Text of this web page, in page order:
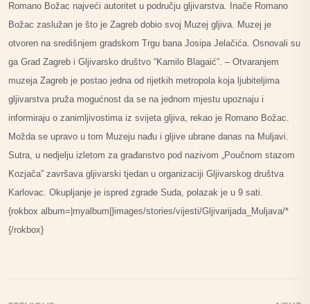
Romano Božac najveći autoritet u području gljivarstva. Inače Romano
Božac zaslužan je što je Zagreb dobio svoj Muzej gljiva. Muzej je
otvoren na središnjem gradskom Trgu bana Josipa Jelačića. Osnovali su
ga Grad Zagreb i Gljivarsko društvo “Kamilo Blagaić”. – Otvaranjem
muzeja Zagreb je postao jedna od rijetkih metropola koja ljubiteljima
gljivarstva pruža mogućnost da se na jednom mjestu upoznaju i
informiraju o zanimljivostima iz svijeta gljiva, rekao je Romano Božac.
Možda se upravo u tom Muzeju nađu i gljive ubrane danas na Muljavi.
Sutra, u nedjelju izletom za građanstvo pod nazivom „Poučnom stazom
Kozjača” završava gljivarski tjedan u organizaciji Gljivarskog društva
Karlovac. Okupljanje je ispred zgrade Suda, polazak je u 9 sati.
{rokbox album=|myalbum|}images/stories/vijesti/Gljivarijada_Muljava/*
{/rokbox}